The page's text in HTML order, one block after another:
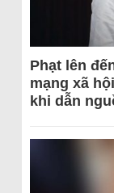
Phạt lên
mạng xã
khi dẫn